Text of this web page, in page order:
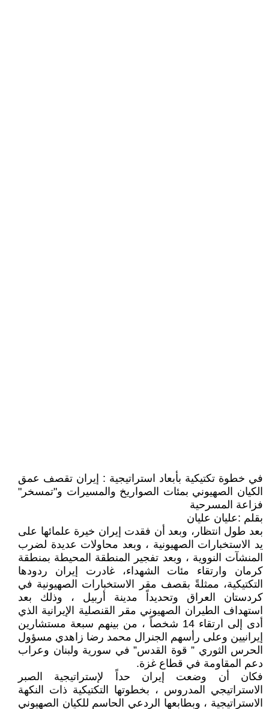
في خطوة تكتيكية بأبعاد استراتيجية : إيران تقصف عمق
الكيان الصهيوني بمئات الصواريخ والمسيرات و"تمسخر"
فزاعة المسرحية
بقلم :عليان عليان
بعد طول انتظار، وبعد أن فقدت إيران خيرة علمائها على
يد الاستخبارات الصهيونية ، وبعد محاولات عديدة لضرب
المنشآت النووية ، وبعد تفجير المنطقة المحيطة بمنطقة
كرمان وارتقاء مئات الشهداء، غادرت إيران ردودها
التكتيكية، ممثلةً بقصف مقر الاستخبارات الصهيونية في
كردستان العراق وتحديداً مدينة أربيل ، وذلك بعد
استهداف الطيران الصهيوني مقر القنصلية الإيرانية الذي
أدى إلى ارتقاء 14 شخصاً ، من بينهم سبعة مستشارين
إيرانيين وعلى رأسهم الجنرال محمد رضا زاهدي مسؤول
الحرس الثوري ” قوة القدس” في سورية ولبنان وعراب
دعم المقاومة في قطاع غزة.
فكان أن وضعت إيران حداً لإستراتيجية الصبر
الاستراتيجي المدروس ، بخطوتها التكتيكية ذات النكهة
الاستراتيجية ، وبطابعها الردعي الحاسم للكيان الصهيوني